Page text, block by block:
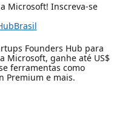
Microsoft! Inscreva-se
Founders Hub para
Microsoft, ganhe até US$
ferramentas como
Premium e mais.